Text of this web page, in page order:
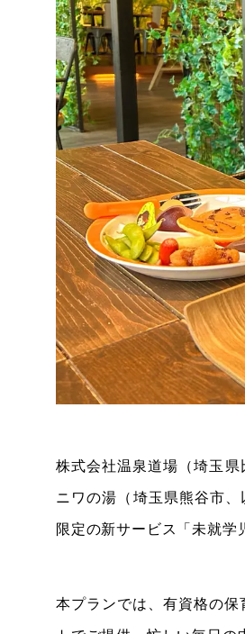
株式会社温泉道場（埼玉
ニワの湯（埼玉県熊谷市
限定の新サービス「未就学
本プランでは、有資格の